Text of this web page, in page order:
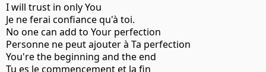
I will trust in only You
Je ne ferai confiance qu'à toi.
No one can add to Your perfection
Personne ne peut ajouter à Ta perfection
You're the beginning and the end
Tu es le commencement et la fin